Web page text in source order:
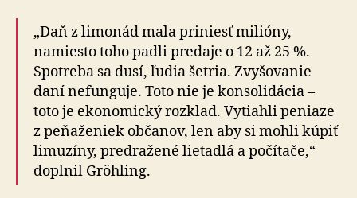
„Daň z limonád mala priniesť milióny,
namiesto toho padli predaje o 12 až 25 %.
Spotreba sa dusí, ľudia šetria. Zvyšovanie
daní nefunguje. Toto nie je kon­so­li­dá­cia –
toto je ekonomický rozklad. Vytiahli peniaze
z peňaženiek občanov, len aby si mohli kúpiť
limuzíny, predražené lietadlá a počítače,“
doplnil Gröhling.